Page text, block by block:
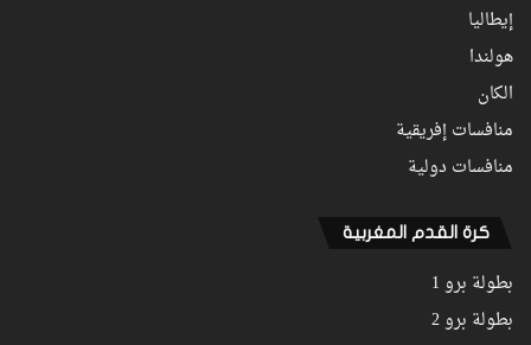
إيطاليا
هولندا
الكان
منافسات إفريقية
منافسات دولية
كرة القدم المغربية
بطولة برو 1
بطولة برو 2